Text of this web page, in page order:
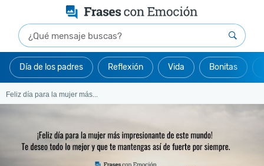
Día de los padres Reflexión Vida Bonitas
Feliz día para la mujer más...